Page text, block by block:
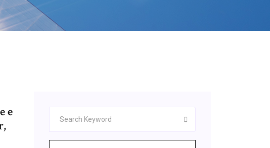
e